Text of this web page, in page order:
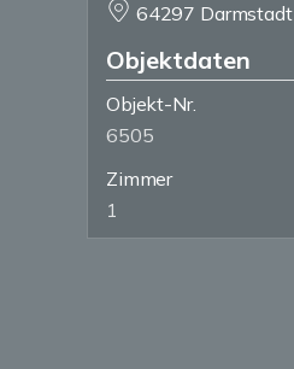
64297 Darmstadt
Objektdaten
Objekt-Nr.
6505
Zimmer
1